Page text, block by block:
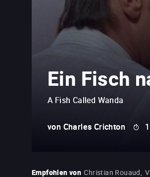
Ein Fisch
A Fish Called Wanda
von Charles Crichton
Empfohlen von Christian Rouaud,